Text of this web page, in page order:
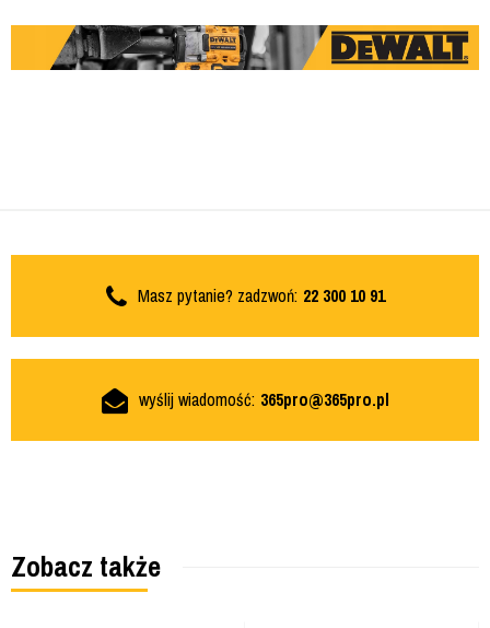
Masz pytanie? zadzwoń: 22 300 10 91
wyślij wiadomość: 365pro@365pro.pl
Zobacz także